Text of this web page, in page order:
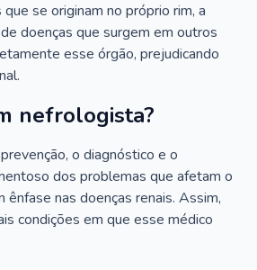
se originam no próprio rim, a
doenças que surgem em outros
esse órgão, prejudicando
nefrologista?
o diagnóstico e o
dos problemas que afetam o
ênfase nas doenças renais. Assim,
condições em que esse médico